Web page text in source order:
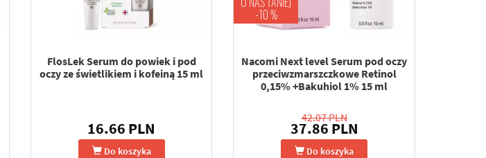
FlosLek Serum do powiek i pod
oczy ze świetlikiem i kofeiną 15 ml
16.66 PLN
Do koszyka
-10 %
Nacomi Next level Serum pod oczy
przeciwzmarszczkowe Retinol
0,15% +Bakuhiol 1% 15 ml
42.07 PLN
37.86 PLN
Do koszyka